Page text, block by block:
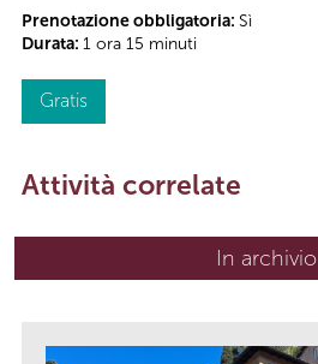
Prenotazione obbligatoria: Sì
Durata: 1 ora 15 minuti
Gratis
Attività correlate
In archivio